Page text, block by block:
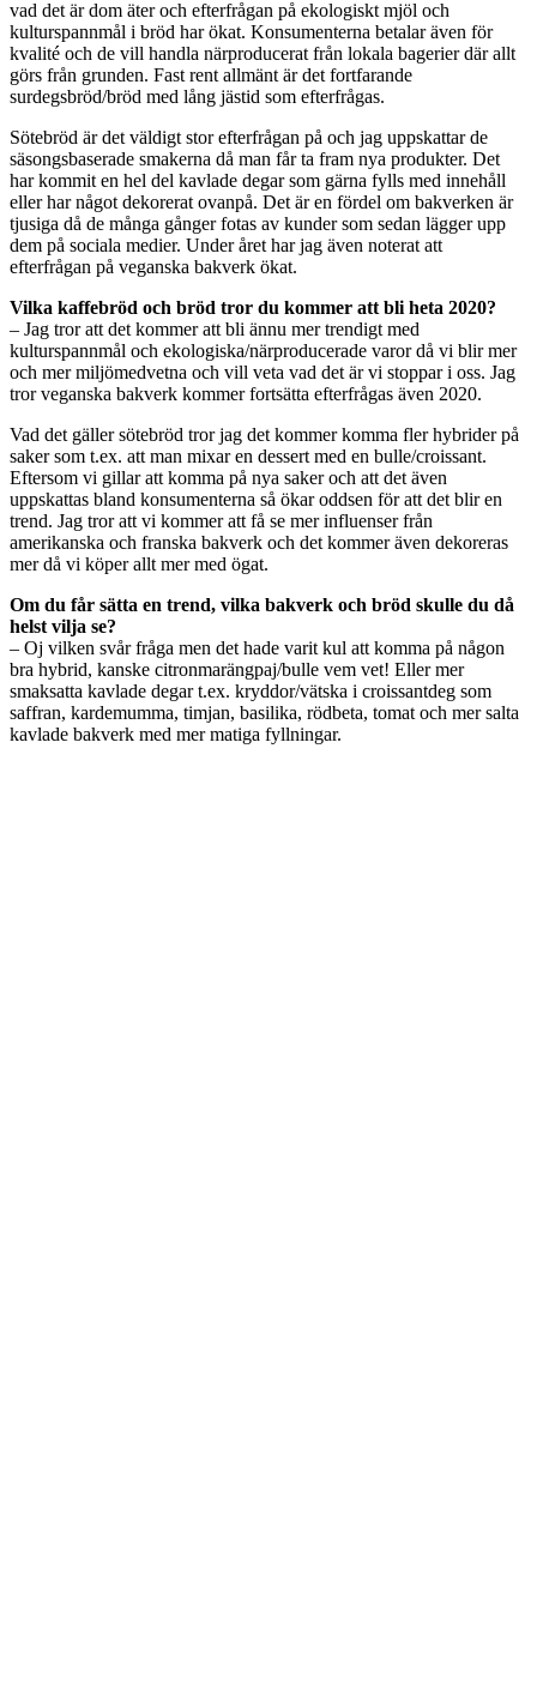
vad det är dom äter och efterfrågan på ekologiskt mjöl och
kulturspannmål i bröd har ökat. Konsumenterna betalar även för
kvalité och de vill handla närproducerat från lokala bagerier där allt
görs från grunden. Fast rent allmänt är det fortfarande
surdegsbröd/bröd med lång jästid som efterfrågas.
Sötebröd är det väldigt stor efterfrågan på och jag uppskattar de
säsongsbaserade smakerna då man får ta fram nya produkter. Det
har kommit en hel del kavlade degar som gärna fylls med innehåll
eller har något dekorerat ovanpå. Det är en fördel om bakverken är
tjusiga då de många gånger fotas av kunder som sedan lägger upp
dem på sociala medier. Under året har jag även noterat att
efterfrågan på veganska bakverk ökat.
Vilka kaffebröd och bröd tror du kommer att bli heta 2020?
– Jag tror att det kommer att bli ännu mer trendigt med
kulturspannmål och ekologiska/närproducerade varor då vi blir mer
och mer miljömedvetna och vill veta vad det är vi stoppar i oss. Jag
tror veganska bakverk kommer fortsätta efterfrågas även 2020.
Vad det gäller sötebröd tror jag det kommer komma fler hybrider på
saker som t.ex. att man mixar en dessert med en bulle/croissant.
Eftersom vi gillar att komma på nya saker och att det även
uppskattas bland konsumenterna så ökar oddsen för att det blir en
trend. Jag tror att vi kommer att få se mer influenser från
amerikanska och franska bakverk och det kommer även dekoreras
mer då vi köper allt mer med ögat.
Om du får sätta en trend, vilka bakverk och bröd skulle du då
helst vilja se?
– Oj vilken svår fråga men det hade varit kul att komma på någon
bra hybrid, kanske citronmarängpaj/bulle vem vet! Eller mer
smaksatta kavlade degar t.ex. kryddor/vätska i croissantdeg som
saffran, kardemumma, timjan, basilika, rödbeta, tomat och mer salta
kavlade bakverk med mer matiga fyllningar.